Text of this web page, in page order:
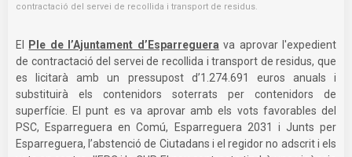
contractació del servei de recollida i transport de residus.
El Ple de l’Ajuntament d’Esparreguera va aprovar l'expedient
de contractació del servei de recollida i transport de residus, que
es licitarà amb un pressupost d’1.274.691 euros anuals i
substituirà els contenidors soterrats per contenidors de
superfície. El punt es va aprovar amb els vots favorables del
PSC, Esparreguera en Comú, Esparreguera 2031 i Junts per
Esparreguera, l’abstenció de Ciutadans i el regidor no adscrit i els